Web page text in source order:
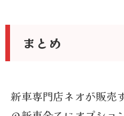
まとめ
新車専門店ネオが販売